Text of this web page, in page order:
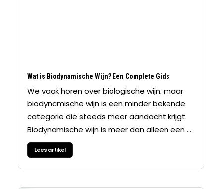
Wat is Biodynamische Wijn? Een Complete Gids
We vaak horen over biologische wijn, maar
biodynamische wijn is een minder bekende
categorie die steeds meer aandacht krijgt.
Biodynamische wijn is meer dan alleen een ...
Lees artikel